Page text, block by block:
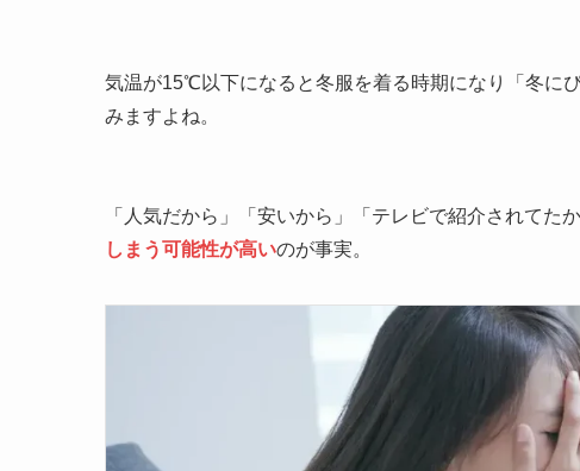
気温が15℃以下になると冬服を着る時期になり「冬に
みますよね。
「人気だから」「安いから」「テレビで紹介されてた
しまう可能性が高いのが事実。